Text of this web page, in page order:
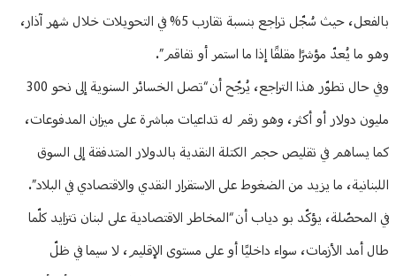
بالفعل، حيث سُجّل تراجع بنسبة تقارب 5% في التحويلات خلال شهر آذار،
وهو ما يُعدّ مؤشرًا مقلقًا إذا ما استمر أو تفاقم”.
وفي حال تطوّر هذا التراجع، يُرجّح أن “تصل الخسائر السنوية إلى نحو 300
مليون دولار أو أكثر، وهو رقم له تداعيات مباشرة على ميزان المدفوعات،
كما يساهم في تقليص حجم الكتلة النقدية بالدولار المتدفقة إلى السوق
اللبنانية، ما يزيد من الضغوط على الاستقرار النقدي والاقتصادي في البلاد”.
في المحصّلة، يؤكّد بو دياب أن “المخاطر الاقتصادية على لبنان تتزايد كلّما
طال أمد الأزمات، سواء داخليًا أو على مستوى الإقليم، لا سيما في ظلّ